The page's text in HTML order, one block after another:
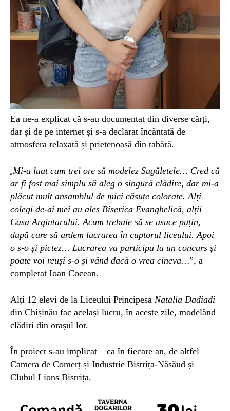
Ea ne-a explicat că s-au documentat din diverse cărți,
dar și de pe internet și s-a declarat încântată de
atmosfera relaxată și prietenoasă din tabără.
„Mi-a luat cam trei ore să modelez Sugăletele… Cred că
ar fi fost mai simplu să aleg o singură clădire, dar mi-a
plăcut mult ansamblul de mici căsuțe colorate. Alți
colegi de-ai mei au ales Biserica Evanghelică, alții –
Casa Argintarului. Acum trebuie să se usuce puțin,
după care să ardem lucrarea în cuptorul liceului. Apoi
o s-o și pictez… Lucrarea va participa la un concurs și
poate voi reuși s-o și vând dacă o vrea cineva…”, a
completat Ioan Cocean.
Alți 12 elevi de la Liceului Principesa Natalia Dadiadi
din Chișinău fac același lucru, în aceste zile, modelând
clădiri din orașul lor.
În proiect s-au implicat – ca în fiecare an, de altfel –
Camera de Comerț și Industrie Bistrița-Năsăud și
Clubul Lions Bistrița.